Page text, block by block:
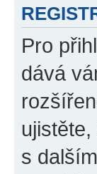
Pro
dává
s